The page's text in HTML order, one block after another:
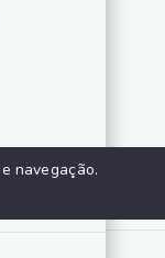
navegação.